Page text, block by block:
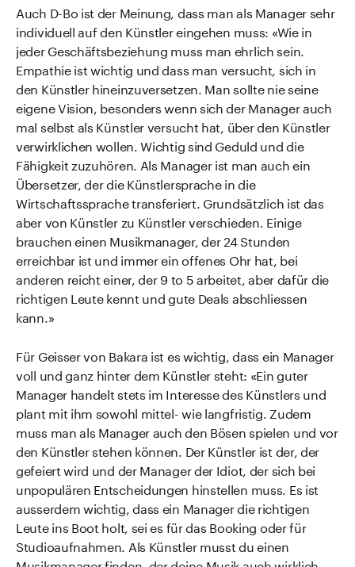
Auch D-Bo ist der Meinung, dass man als Manager sehr
individuell auf den Künstler eingehen muss: «Wie in
jeder Geschäftsbeziehung muss man ehrlich sein.
Empathie ist wichtig und dass man versucht, sich in
den Künstler hineinzuversetzen. Man sollte nie seine
eigene Vision, besonders wenn sich der Manager auch
mal selbst als Künstler versucht hat, über den Künstler
verwirklichen wollen. Wichtig sind Geduld und die
Fähigkeit zuzuhören. Als Manager ist man auch ein
Übersetzer, der die Künstlersprache in die
Wirtschaftssprache transferiert. Grundsätzlich ist das
aber von Künstler zu Künstler verschieden. Einige
brauchen einen Musikmanager, der 24 Stunden
erreichbar ist und immer ein offenes Ohr hat, bei
anderen reicht einer, der 9 to 5 arbeitet, aber dafür die
richtigen Leute kennt und gute Deals abschliessen
kann.»
Für Geisser von Bakara ist es wichtig, dass ein Manager
voll und ganz hinter dem Künstler steht: «Ein guter
Manager handelt stets im Interesse des Künstlers und
plant mit ihm sowohl mittel- wie langfristig. Zudem
muss man als Manager auch den Bösen spielen und vor
den Künstler stehen können. Der Künstler ist der, der
gefeiert wird und der Manager der Idiot, der sich bei
unpopulären Entscheidungen hinstellen muss. Es ist
ausserdem wichtig, dass ein Manager die richtigen
Leute ins Boot holt, sei es für das Booking oder für
Studioaufnahmen. Als Künstler musst du einen